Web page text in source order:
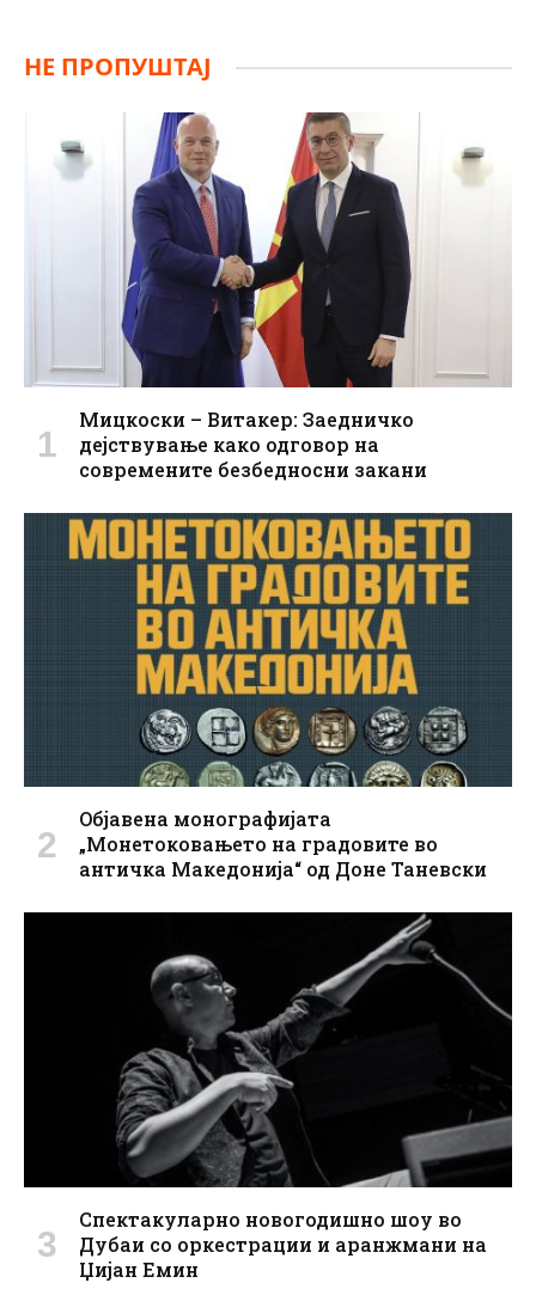
НЕ ПРОПУШТАЈ
Мицкоски – Витакер: Заедничко
дејствување како одговор на
современите безбедносни закани
Oбјавена монографијата
„Монетоковањето на градовите во
античка Македонија“ од Доне Таневски
Спектакуларно новогодишно шоу во
Дубаи со оркестрации и аранжмани на
Џијан Емин